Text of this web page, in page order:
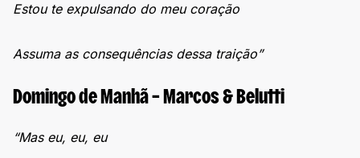
Estou te expulsando do meu coração
Assuma as consequências dessa traição”
Domingo de Manhã – Marcos & Belutti
“Mas eu, eu, eu